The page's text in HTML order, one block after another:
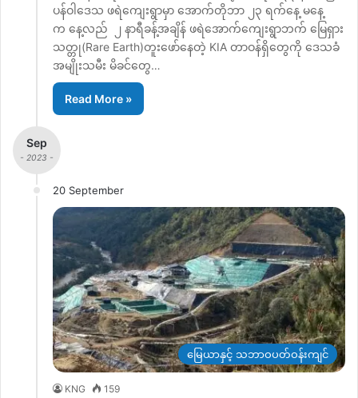
ပန်ဝါဒေသ ဖရဲကျေးရွာမှာ အောက်တိုဘာ ၂၃ ရက်နေ့ မနေ့
က နေ့လည် ၂ နာရီခန့်အချိန် ဖရဲအောက်ကျေးရွာဘက် မြေရှား
သတ္တု(Rare Earth)တူးဖော်နေတဲ့ KIA တာဝန်ရှိတွေကို ဒေသခံ
အမျိုးသမီး မိခင်တွေ…
Read More »
Sep
- 2023 -
20 September
မြေယာနှင့် သဘာဝပတ်ဝန်းကျင်
KNG 159